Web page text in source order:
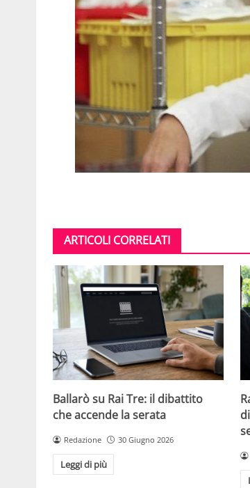
ARTICOLI CORRELATI
Ballarò su Rai Tre: il dibattito
che accende la serata
Redazione 30 Giugno 2026
Leggi di più